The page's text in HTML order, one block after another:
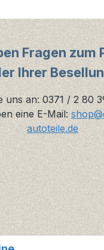
Fragen zum
Ihrer
uns an: 0371 / 2 80
eine E-Mail:
autoteile.de